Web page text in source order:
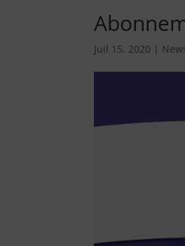
Juil 15, 2020 |